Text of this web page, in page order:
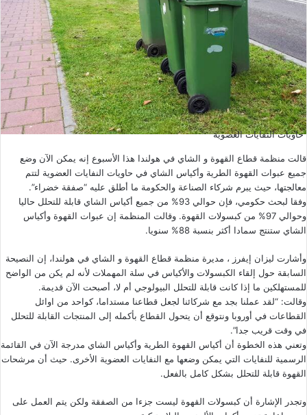
حاويات النفايات العضوية
قالت منظمة قطاع القهوة و الشاي في هولندا هذا الأسبوع إنه يمكن الآن وضع
جميع عبوات القهوة الطرية وأكياس الشاي في حاويات النفايات العضوية لتتم
معالجتها، حيث يبرم شركاء الصناعة والحكومة ما أطلق عليه “صفقة خضراء”.
وفقا لبحث حكومي، فإن حوالي 93% من جميع أكياس الشاي قابلة للتحلل حاليا
وحوالي 97% من كبسولات القهوة. وقالت المنظمة إن عبوات القهوة وأكياس
الشاي ستنتج سمادا أكثر بنسبة 88% سنويا.
وأشارت ليزان إيفرز ، مديرة منظمة قطاع القهوة و الشاي في هولندا، إن النصيحة
السابقة حول إلقاء الكبسولات والأكياس في سلة المهملات لأنه لم يكن من الواضح
للمستهلكين ما إذا كانت قابلة للتحلل البيولوجي أم لا، أصبحت الآن قديمة.
وقالت: “لقد عملنا بجد مع شركائنا لجعل قطاعنا مستداما، كواحد من اوائل
القطاعات في أوروبا ونتوقع أن يتحول القطاع بأكمله إلى المنتجات القابلة للتحلل
في وقت قريب جدا”.
وتعني هذه الخطوة أن أكياس القهوة الطرية وأكياس الشاي مدرجة الآن في القائمة
الرسمية للنفايات التي يمكن وضعها مع النفايات العضوية الأخرى. حيث أن مرشحات
القهوة قابلة للتحلل بشكل كامل بالفعل.
وتجدر الإشارة أن كبسولات القهوة ليست جزءا من الصفقة ولكن يتم العمل على